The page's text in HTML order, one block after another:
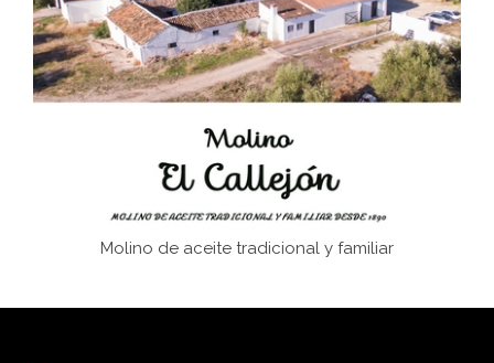
Juntar las letras. La alfabetización en el campo: del
afán de saber a la autogestión
Historia y vivencias del poblado de Los Hurones
Molino de aceite tradicional y familiar